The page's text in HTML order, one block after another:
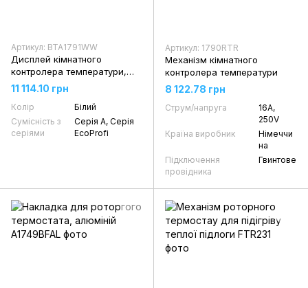
Артикул: BTA1791WW
Дисплей кімнатного
контролера температури,
білий
11 114.10 грн
Колір
Білий
Сумісність з
серіями
Серія A, Серія
EcoProfi
Артикул: 1790RTR
Механізм кімнатного
контролера температури
8 122.78 грн
Струм/напруга
16А,
250V
Країна виробник
Німеччи
на
Підключення
провідника
Гвинтове